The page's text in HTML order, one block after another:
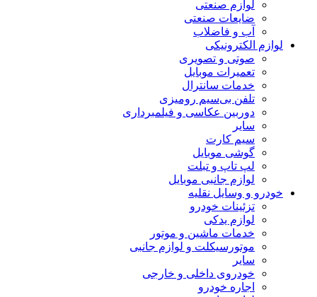
لوازم صنعتی
ضایعات صنعتی
آب و فاضلاب
لوازم الکترونیکی
صوتی و تصویری
تعمیرات موبایل
خدمات سانترال
تلفن بی‌سیم رومیزی
دوربین عکاسی و فیلمبرداری
سایر
سیم کارت
گوشی موبایل
لپ تاپ و تبلت
لوازم جانبی موبایل
خودرو و وسایل نقلیه
تزئینات خودرو
لوازم یدکی
خدمات ماشین و موتور
موتورسیکلت و لوازم جانبی
سایر
خودروی داخلی و خارجی
اجاره خودرو